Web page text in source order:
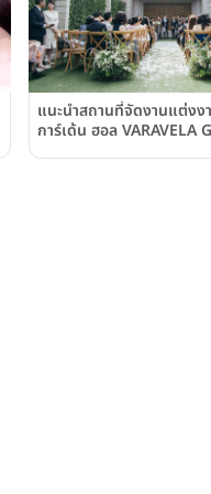
แนะนำสถานที่จัดงานแต่งงา
การ์เด้น ฮอล VARAVELA